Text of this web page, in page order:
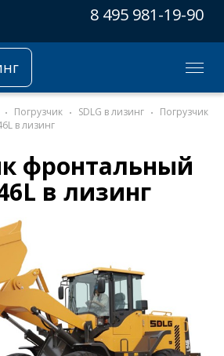
8 495 981-19-90
Погрузчик SDLG в лизинг
Погрузчик
в лизинг
фронтальный
в лизинг